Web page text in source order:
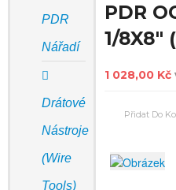
PDR
Nářadí
Drátové
Nástroje
(Wire
Tools)
PDR
1/8X8"
1 028,00 Kč